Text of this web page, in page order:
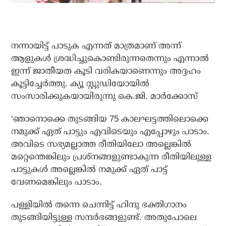
നന്നായിട്ട് പാടുക എന്നത് മാത്രമാണ് അന്ന്
ആളുകള്‍ ശ്രദ്ധിച്ചുകൊണ്ടിരുന്നതെന്നും എന്നാല്‍
ഇന്ന് ജാതീയത കൂടി വരികയാണെന്നും അദ്ദഹം
കൂട്ടിച്ചേര്‍ത്തു. ക്യൂ സ്റ്റുഡിയോയില്‍
സംസാരിക്കുകയായിരുന്നു കെ.ജി. മാര്‍ക്കോസ്
‘ഞാനൊക്കെ തുടങ്ങിയ 75 കാലഘട്ടത്തിലൊക്കെ
നമുക്ക് ഏത് പാട്ടും എവിടെയും എപ്പോഴും പാടാം.
അവിടെ സഭ്യമല്ലാത്ത രീതിയിലോ അല്ലെങ്കില്‍
മറ്റെന്തെങ്കിലും പ്രശ്‌നങ്ങളുണ്ടാകുന്ന രീതിയിലുള്ള
പാട്ടുകള്‍ അല്ലെങ്കില്‍ നമുക്ക് ഏത് പാട്ട്
വേണമെങ്കിലും പാടാം.
പള്ളിയില്‍ തന്നെ ചെന്നിട്ട് ഹിന്ദു ഭക്തിഗാനം
തുടങ്ങിയിട്ടുള്ള സന്ദര്‍ഭങ്ങളുണ്ട്. അതുപോലെ